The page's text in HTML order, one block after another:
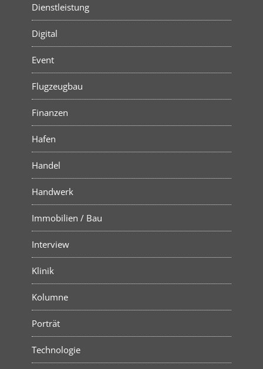
Dienstleistung
Digital
Event
Flugzeugbau
Finanzen
Hafen
Handel
Handwerk
Immobilien / Bau
Interview
Klinik
Kolumne
Porträt
Technologie